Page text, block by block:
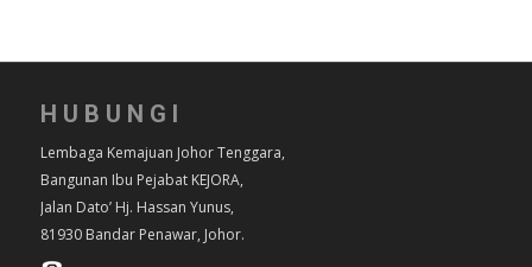
HUBUNGI
Lembaga Kemajuan Johor Tenggara,
Bangunan Ibu Pejabat KEJORA,
Jalan Dato’ Hj. Hassan Yunus,
81930 Bandar Penawar, Johor.